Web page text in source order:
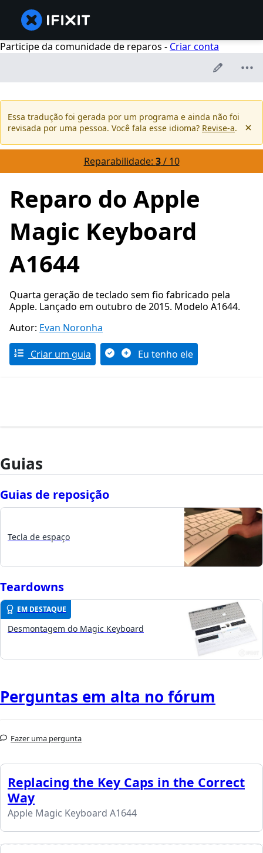
Participe da comunidade de reparos - Criar conta
Essa tradução foi gerada por um programa e ainda não foi
revisada por uma pessoa. Você fala esse idioma? Revise-a.
Reparabilidade: 3/ 10
Reparo do Apple
Magic Keyboard
A1644
Quarta geração de teclado sem fio fabricado pela
Apple. Lançado em outubro de 2015. Modelo A1644.
Autor: Evan Noronha
Criar um guia Eu tenho ele
Guias
Guias de reposição
Tecla de espaço
Teardowns
EM DESTAQUE
Desmontagem do Magic Keyboard
Perguntas em alta no fórum
Fazer uma pergunta
Replacing the Key Caps in the Correct
Way
Apple Magic Keyboard A1644